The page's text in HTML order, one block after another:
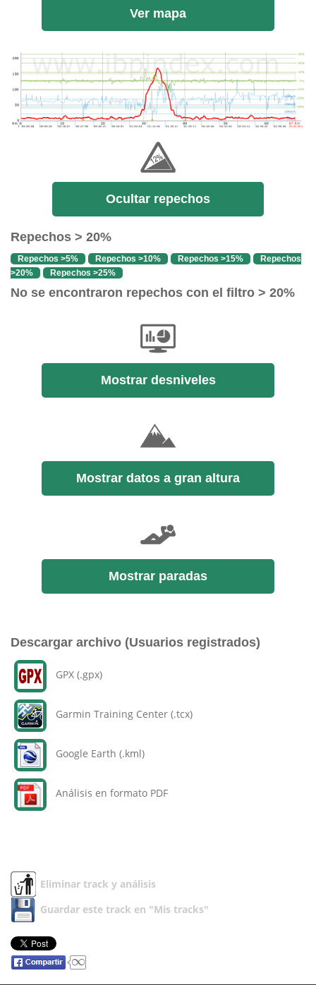
Ver mapa
Ocultar repechos
Repechos > 20%
Repechos >5% Repechos >10% Repechos >15%
Repechos
>20%
Repechos >25%
No se encontraron repechos con el filtro > 20%
Mostrar desniveles
Mostrar datos a gran altura
Mostrar paradas
Descargar archivo (Usuarios registrados)
GPX (.gpx)
Garmin Training Center (.tcx)
Google Earth (.kml)
Análisis en formato PDF
Eliminar track y análisis
Guardar este track en "Mis tracks"